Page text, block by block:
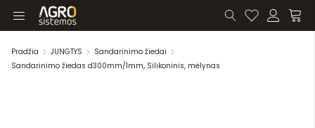
Pradžia JUNGTYS
Sandarinimo žiedai
Sandarinimo žiedas d300mm/1mm, Silikoninis, mėlynas